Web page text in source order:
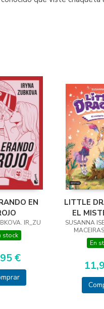
EN
IR_ZU
stock
€
LITTLE
EL
LAS
SUSANNA
En